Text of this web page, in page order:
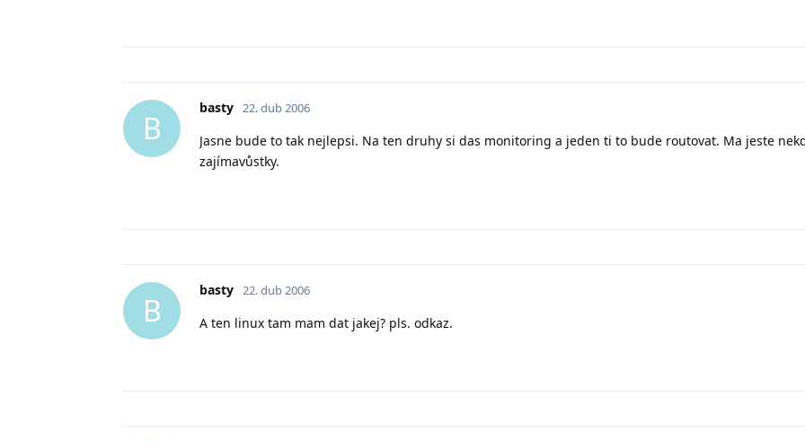
B
basty 22. dub 2006
Jasne bude to tak nejlepsi. Na ten druhy si das monitoring a jeden ti to bude routovat. Ma jeste
zajímavůstky.
B
basty 22. dub 2006
A ten linux tam mam dat jakej? pls. odkaz.